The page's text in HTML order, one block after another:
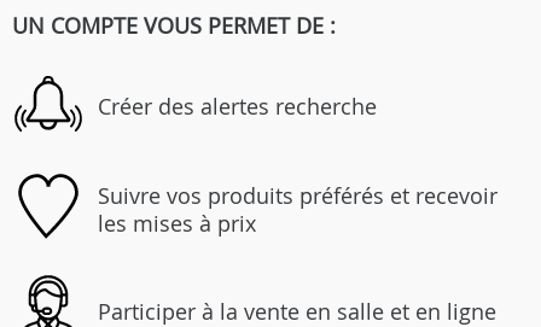
UN COMPTE VOUS PERMET DE :
Créer des alertes recherche
Suivre vos produits préférés et recevoir
les mises à prix
Participer à la vente en salle et en ligne